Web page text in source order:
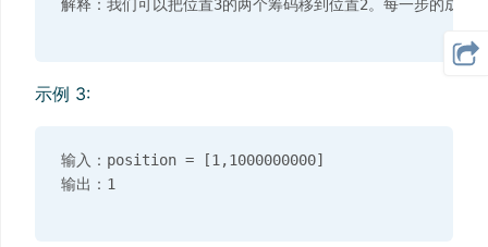
示例 3:
输入：position = [1,1000000000]